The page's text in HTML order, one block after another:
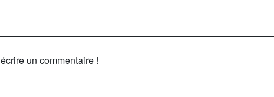
un commentaire !